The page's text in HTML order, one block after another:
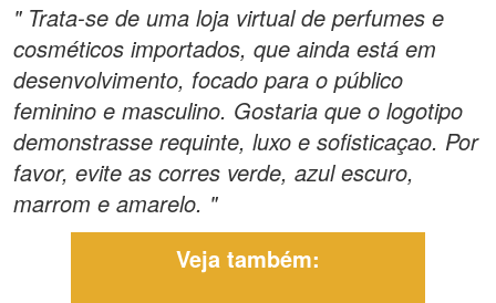
" Trata-se de uma loja virtual de perfumes e
cosméticos importados, que ainda está em
desenvolvimento, focado para o público
feminino e masculino. Gostaria que o logotipo
demonstrasse requinte, luxo e sofisticaçao. Por
favor, evite as corres verde, azul escuro,
marrom e amarelo. "
Veja também: